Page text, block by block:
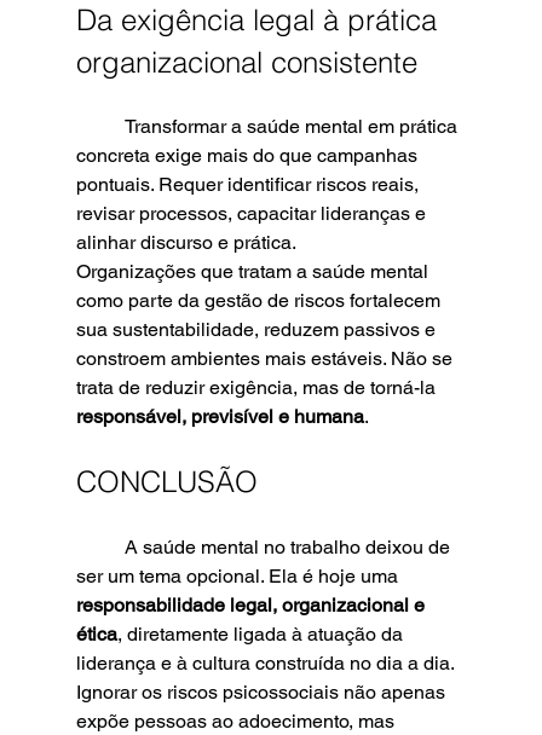
Da exigência legal à prática
organizacional consistente
concreta exige mais do que campanhas
pontuais. Requer identificar riscos reais,
revisar processos, capacitar lideranças e
alinhar discurso e prática.
Organizações que tratam a saúde mental
como parte da gestão de riscos fortalecem
sua sustentabilidade, reduzem passivos e
constroem ambientes mais estáveis. Não se
trata de reduzir exigência, mas de torná-la
responsável, previsível e humana.
CONCLUSÃO
ser um tema opcional. Ela é hoje uma
responsabilidade legal, organizacional e
ética, diretamente ligada à atuação da
liderança e à cultura construída no dia a dia.
Ignorar os riscos psicossociais não apenas
expõe pessoas ao adoecimento, mas